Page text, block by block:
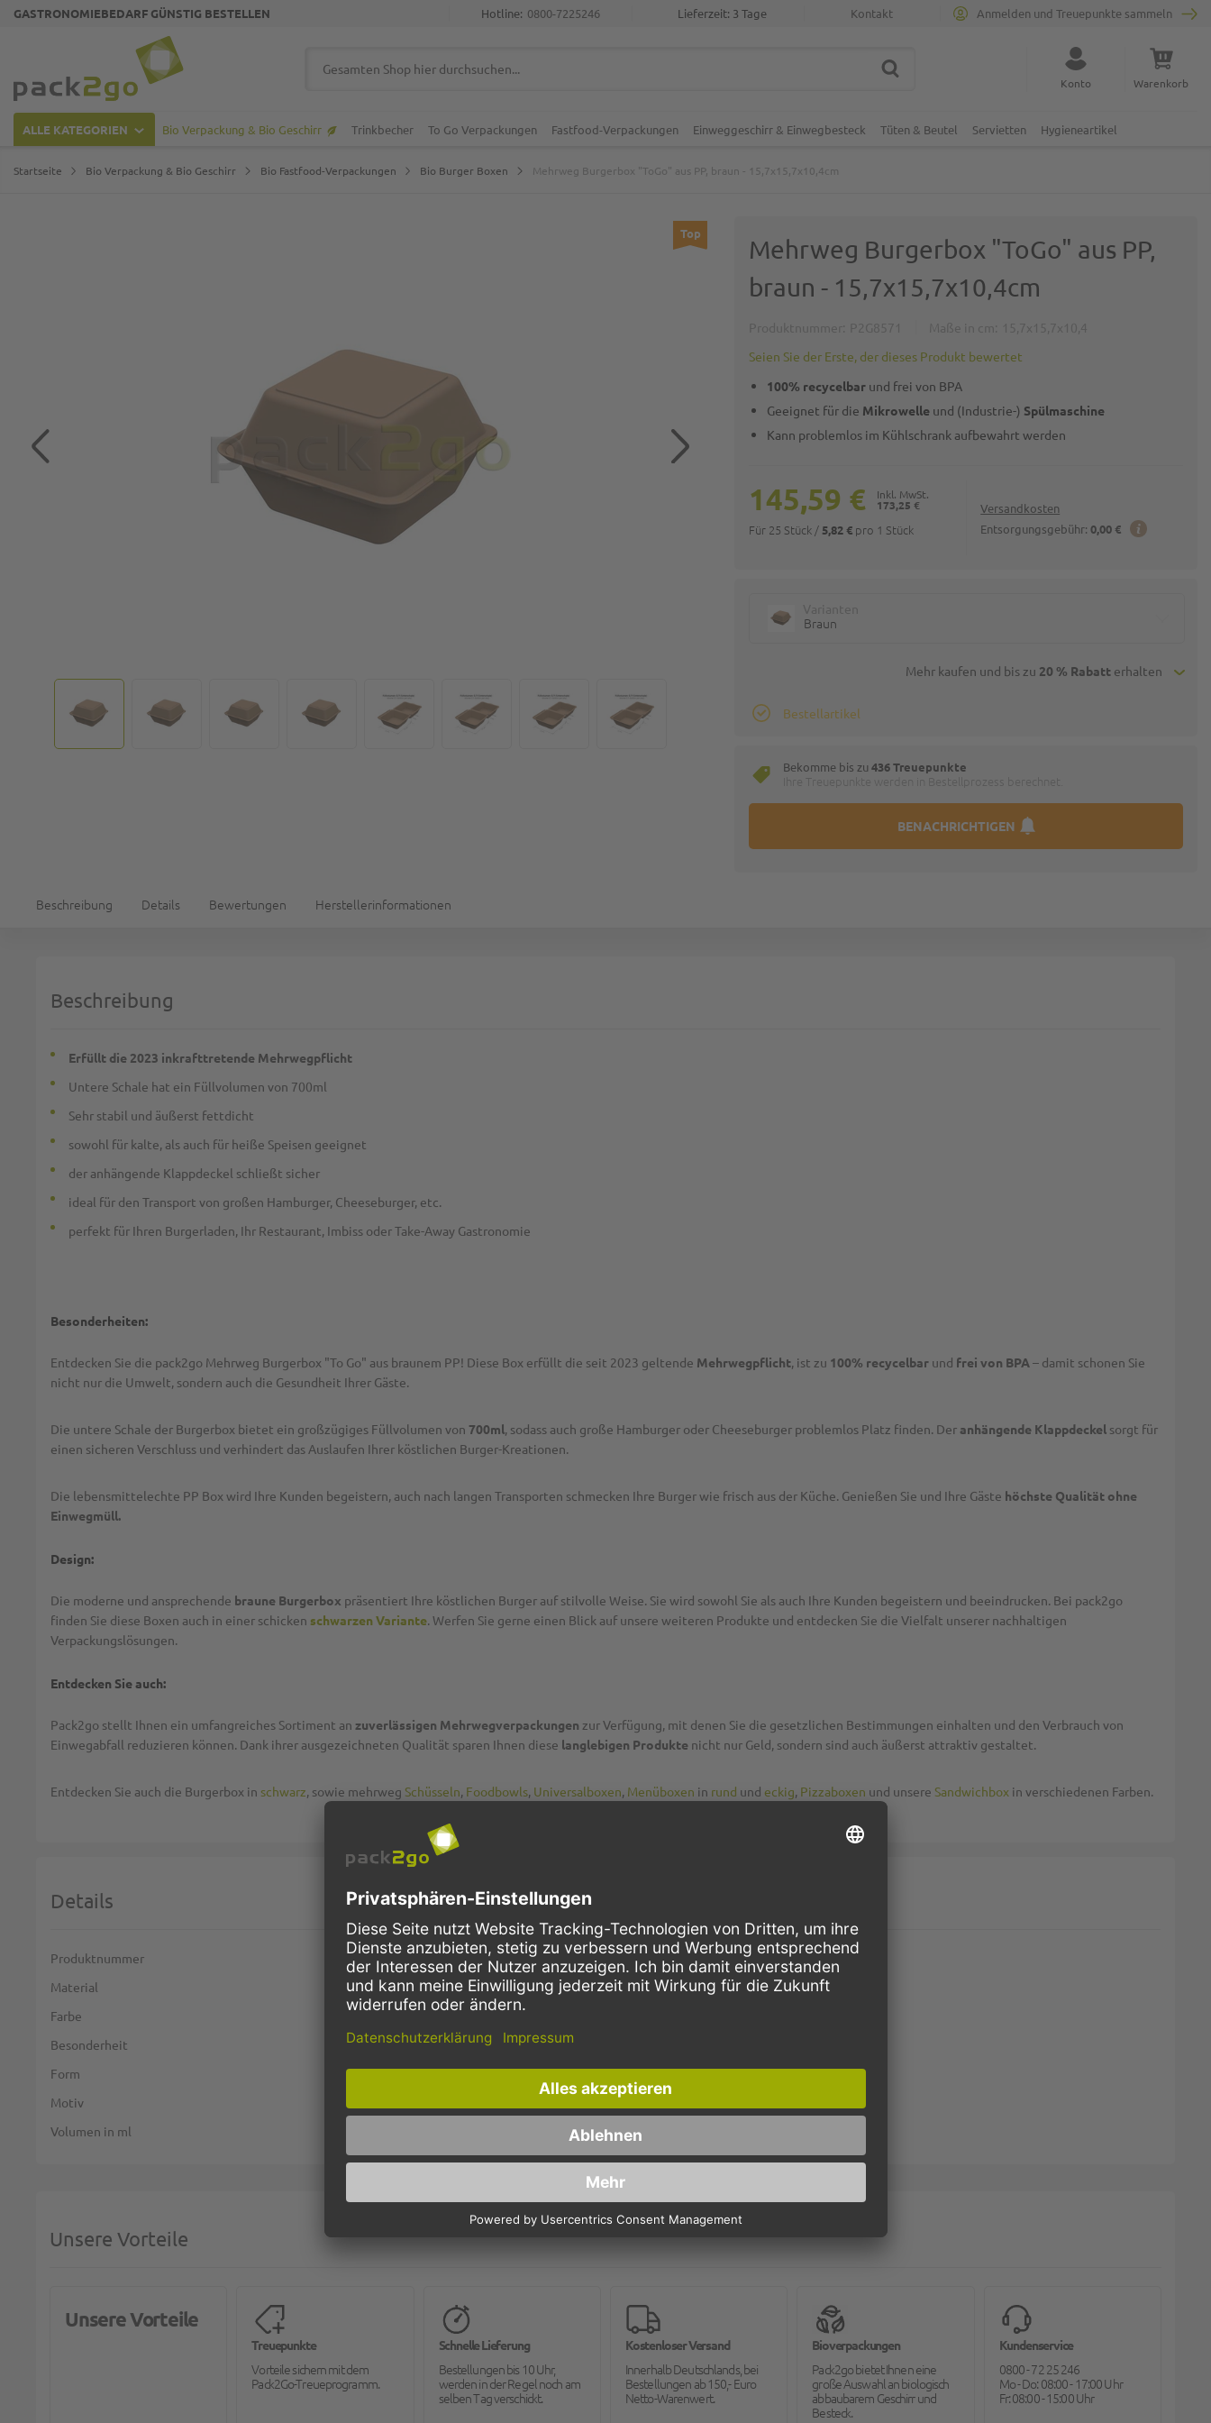
GASTRONOMIEBEDARF GÜNSTIG BESTELLEN Kontakt
Lieferzeit: 3 Tage
Hotline: 0800-7225246 Anmelden und Treuepunkte sammeln
Suche schließen
SUCHE Konto Warenkorb
ALLE KATEGORIEN Bio Verpackung & Bio Geschirr Trinkbecher To Go Verpackungen Fastfood-Verpackungen Einweggeschirr & Einwegbesteck Tüten & Beutel Servietten Hygieneartikel
Startseite Bio Verpackung & Bio Geschirr Bio Fastfood-Verpackungen Bio Burger Boxen Mehrweg Burgerbox "ToGo" aus PP, braun - 15,7x15,7x10,4cm
Top
Mehrweg Burgerbox "ToGo" aus PP,
braun - 15,7x15,7x10,4cm
Seien Sie der Erste, der dieses Produkt bewertet
100% recycelbar und frei von BPA
Geeignet für die Mikrowelle und (Industrie-) Spülmaschine
Kann problemlos im Kühlschrank aufbewahrt werden
Versandkosten
Entsorgungsgebühr: 0,00 €
173,25 €
145,59 €
Für 25 Stück / 5,82 € pro 1 Stück
Braun
Mehr kaufen und bis zu 20 % Rabatterhalten
Bestellartikel
Bekomme bis zu436 Treuepunkte
BENACHRICHTIGEN
Beschreibung Details Bewertungen Herstellerinformationen
Beschreibung
Erfüllt die 2023 inkrafttretende Mehrwegpflicht
Untere Schale hat ein Füllvolumen von 700ml
Sehr stabil und äußerst fettdicht
sowohl für kalte, als auch für heiße Speisen geeignet
der anhängende Klappdeckel schließt sicher
ideal für den Transport von großen Hamburger, Cheeseburger, etc.
perfekt für Ihren Burgerladen, Ihr Restaurant, Imbiss oder Take-Away Gastronomie
Besonderheiten:
Entdecken Sie die pack2go Mehrweg Burgerbox "To Go" aus braunem PP! Diese Box erfüllt die seit 2023 geltende Mehrwegpflicht, ist zu 100% recycelbar und frei von BPA – damit schonen Sie
nicht nur die Umwelt, sondern auch die Gesundheit Ihrer Gäste.
Die untere Schale der Burgerbox bietet ein großzügiges Füllvolumen von 700ml, sodass auch große Hamburger oder Cheeseburger problemlos Platz finden. Der anhängende Klappdeckel sorgt für
einen sicheren Verschluss und verhindert das Auslaufen Ihrer köstlichen Burger-Kreationen.
Die lebensmittelechte PP Box wird Ihre Kunden begeistern, auch nach langen Transporten schmecken Ihre Burger wie frisch aus der Küche. Genießen Sie und Ihre Gäste höchste Qualität ohne
Einwegmüll.
Design:
Die moderne und ansprechende braune Burgerbox präsentiert Ihre köstlichen Burger auf stilvolle Weise. Sie wird sowohl Sie als auch Ihre Kunden begeistern und beeindrucken. Bei pack2go
finden Sie diese Boxen auch in einer schicken schwarzen Variante. Werfen Sie gerne einen Blick auf unsere weiteren Produkte und entdecken Sie die Vielfalt unserer nachhaltigen
Verpackungslösungen.
Entdecken Sie auch:
Pack2go stellt Ihnen ein umfangreiches Sortiment an zuverlässigen Mehrwegverpackungen zur Verfügung, mit denen Sie die gesetzlichen Bestimmungen einhalten und den Verbrauch von
Einwegabfall reduzieren können. Dank ihrer ausgezeichneten Qualität sparen Ihnen diese langlebigen Produkte nicht nur Geld, sondern sind auch äußerst attraktiv gestaltet.
Entdecken Sie auch die Burgerbox in schwarz, sowie mehrweg Schüsseln, Foodbowls, Universalboxen, Menüboxen in rund und eckig, Pizzaboxen und unsere Sandwichbox in verschiedenen Farben.
Details
Weitere Informationen
Produktnummer
P2G8571
Material
PP (Polypropylen)
Farbe
braun
Besonderheit
mehrweg
Form
eckig
Motiv
Volumen in ml
Unsere Vorteile
Unsere Vorteile
Treuepunkte
Vorteile sichern mit dem
Pack2Go-Treueprogramm.
Schnelle Lieferung
Bestellungen bis 10 Uhr,
werden in der Regel noch am
selben Tag verschickt.
Kostenloser Versand
Innerhalb Deutschlands, bei
Bestellungen ab 150,- Euro
Netto-Warenwert.
Bioverpackungen
Pack2go bietet Ihnen eine
große Auswahl an biologisch
abbaubarem Geschirr und
Besteck.
Kundenservice
0800 - 72 25 246
Mo - Do: 08:00 - 17:00 Uhr
Fr: 08:00 - 15:00 Uhr